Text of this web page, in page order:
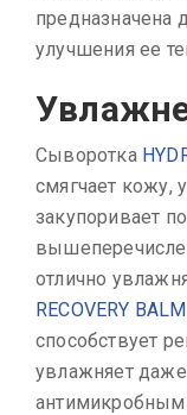
предназначена
улучшения ее
Сыворотка
смягчает кожу,
закупоривает
отлично
RECOVERY BALM
способствует
увлажняет